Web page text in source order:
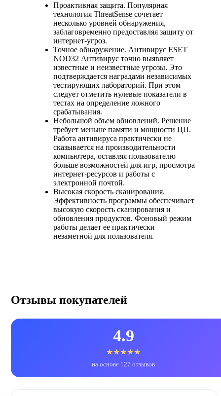
Проактивная защита. Популярная
технология ThreatSense сочетает
несколько уровней обнаружения,
заблаговременно предоставляя защиту от
интернет-угроз.
Точное обнаружение. Антивирус ESET
NOD32 Антивирус точно выявляет
известные и неизвестные угрозы. Это
подтверждается наградами независимых
тестирующих лабораторий. При этом
следует отметить нулевые показатели в
тестах на определение ложного
срабатывания.
Небольшой объем обновлений. Решение
требует меньше памяти и мощности ЦП.
Работа антивируса практически не
сказывается на производительности
компьютера, оставляя пользователю
больше возможностей для игр, просмотра
интернет-ресурсов и работы с
электронной почтой.
Высокая скорость сканирования.
Эффективность программы обеспечивает
высокую скорость сканирования и
обновления продуктов. Фоновый режим
работы делает ее практически
незаметной для пользователя.
Отзывы покупателей
4.9
★★★★★
на основе 127 отзывов